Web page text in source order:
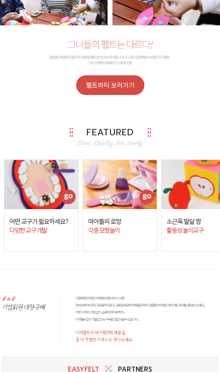
펠트파티 보러가기
FEATURED
어떤 교구가 필요하세요?
다양한 교구 개발
여아들의 로망
각종 모형놀이
소근육 발달 짱
활동성 놀이교구
EASYFELT PARTNERS